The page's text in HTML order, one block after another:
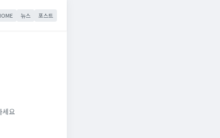
뉴스 포스트
세요